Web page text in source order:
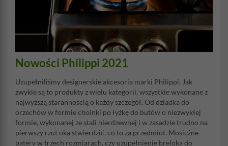
Nowości Philippi 2021
Uzupełniliśmy designerskie akcesoria marki Philippi. Jak
zwykle są to produkty z wielu kategorii, wszystkie wykonane z
najwyższą starannością o każdy szczegół. Od dziadka do
orzechów w formie choinki po łyżkę do butów o niezwykłej
formie, wykonanej ze stali nierdzewnej i w zasadzie trudno na
pierwszy rzut oka stwierdzić, co to za przedmiot. Mosiężne
patery w trzech rozmiarach, czy uzupełnienie breloka do